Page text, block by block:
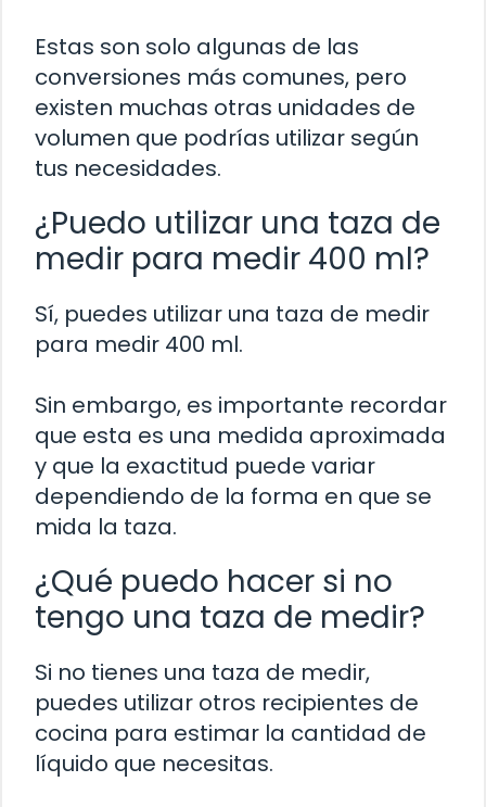
Estas son solo algunas de las
conversiones más comunes, pero
existen muchas otras unidades de
volumen que podrías utilizar según
tus necesidades.
¿Puedo utilizar una taza de
medir para medir 400 ml?
Sí, puedes utilizar una taza de medir
para medir 400 ml.
Sin embargo, es importante recordar
que esta es una medida aproximada
y que la exactitud puede variar
dependiendo de la forma en que se
mida la taza.
¿Qué puedo hacer si no
tengo una taza de medir?
Si no tienes una taza de medir,
puedes utilizar otros recipientes de
cocina para estimar la cantidad de
líquido que necesitas.